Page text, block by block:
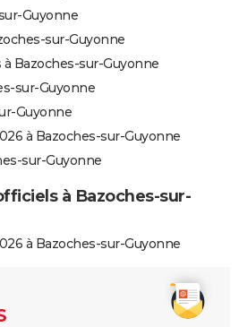
Guyonne
sur-Guyonne
Bazoches-sur-Guyonne
sur-Guyonne
Guyonne
à Bazoches-sur-Guyonne
sur-Guyonne
à Bazoches-sur-
à Bazoches-sur-Guyonne